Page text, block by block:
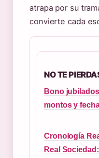
atrapa por su
convierte cada
NO TE
Bono
montos y
Cronología
Real